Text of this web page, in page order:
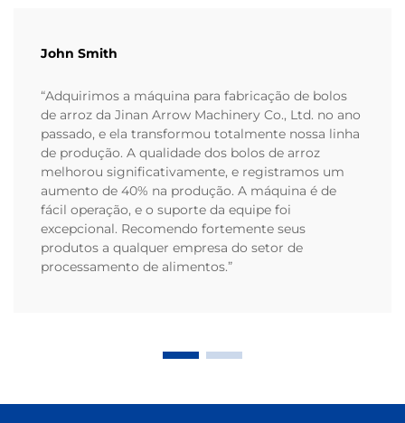
John Smith
“Adquirimos a máquina para fabricação de bolos
de arroz da Jinan Arrow Machinery Co., Ltd. no ano
passado, e ela transformou totalmente nossa linha
de produção. A qualidade dos bolos de arroz
melhorou significativamente, e registramos um
aumento de 40% na produção. A máquina é de
fácil operação, e o suporte da equipe foi
excepcional. Recomendo fortemente seus
produtos a qualquer empresa do setor de
processamento de alimentos.”